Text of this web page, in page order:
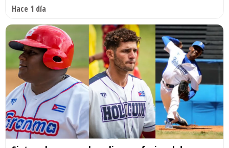
Hace 1 día